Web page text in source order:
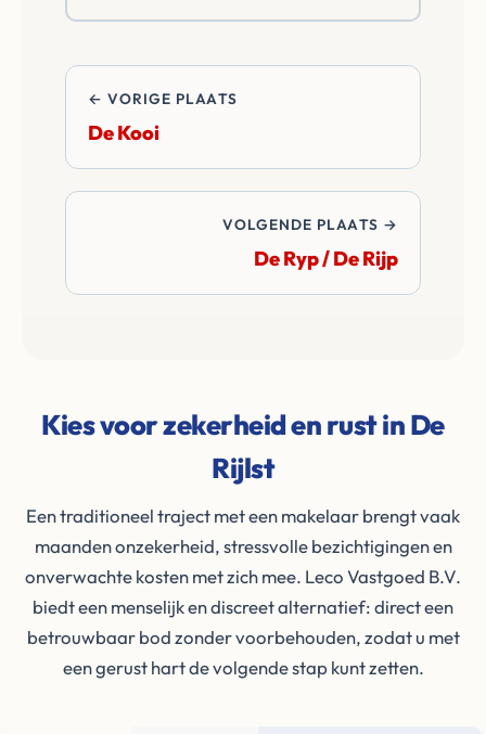
en notariskosten van
← VORIGE PLAATS
De Kooi
VOLGENDE PLAATS →
De Ryp / De Rijp
Kies voor zekerheid en rust in De
Rijlst
Een traditioneel traject met een makelaar brengt vaak
maanden onzekerheid, stressvolle bezichtigingen en
onverwachte kosten met zich mee. Leco Vastgoed B.V.
biedt een menselijk en discreet alternatief: direct een
betrouwbaar bod zonder voorbehouden, zodat u met
een gerust hart de volgende stap kunt zetten.